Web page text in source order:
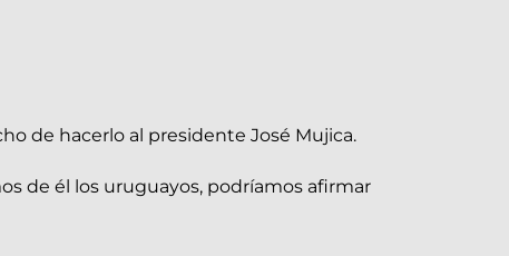
de hacerlo al presidente José Mujica.
de él los uruguayos, podríamos afirmar